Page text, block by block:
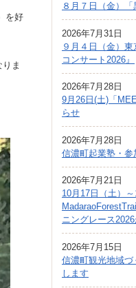
を好
ま
８月７日（金）
2026年7月31日
９月４日（金）
コンサート2026』
2026年7月28日
9月26日(土)「
らせ
2026年7月28日
信濃町起業塾・参
2026年7月21日
10月17日（土）～
ニングレース2026
2026年7月15日
信濃町観光地域
します